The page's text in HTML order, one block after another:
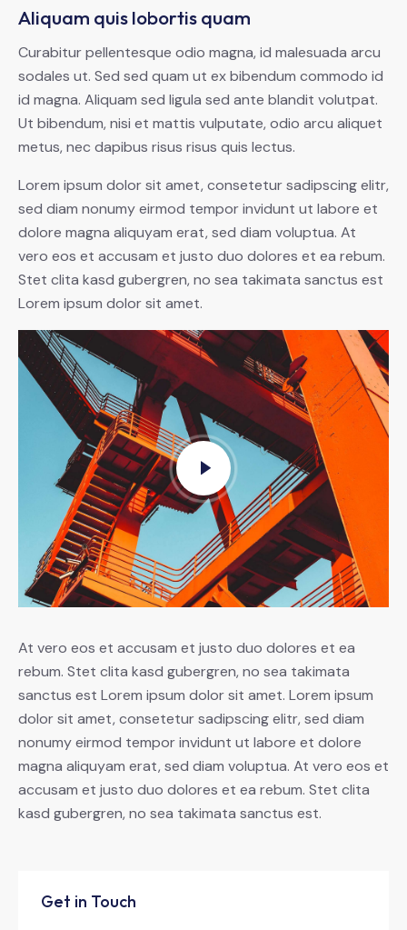
Aliquam quis lobortis quam
Curabitur pellentesque odio magna, id malesuada arcu
sodales ut. Sed sed quam ut ex bibendum commodo id
id magna. Aliquam sed ligula sed ante blandit volutpat.
Ut bibendum, nisi et mattis vulputate, odio arcu aliquet
metus, nec dapibus risus risus quis lectus.
Lorem ipsum dolor sit amet, consetetur sadipscing elitr,
sed diam nonumy eirmod tempor invidunt ut labore et
dolore magna aliquyam erat, sed diam voluptua. At
vero eos et accusam et justo duo dolores et ea rebum.
Stet clita kasd gubergren, no sea takimata sanctus est
Lorem ipsum dolor sit amet.
At vero eos et accusam et justo duo dolores et ea
rebum. Stet clita kasd gubergren, no sea takimata
sanctus est Lorem ipsum dolor sit amet. Lorem ipsum
dolor sit amet, consetetur sadipscing elitr, sed diam
nonumy eirmod tempor invidunt ut labore et dolore
magna aliquyam erat, sed diam voluptua. At vero eos et
accusam et justo duo dolores et ea rebum. Stet clita
kasd gubergren, no sea takimata sanctus est.
Get in Touch